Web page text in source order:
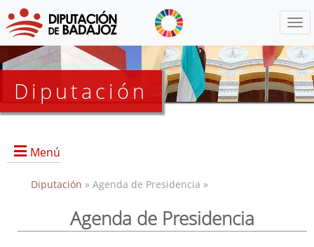
Diputación
Menú
Presidencia
Diputación » Agenda de Presidencia »
Agenda de Presidencia